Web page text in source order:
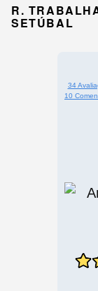
R.
SETÚBAL
34
10